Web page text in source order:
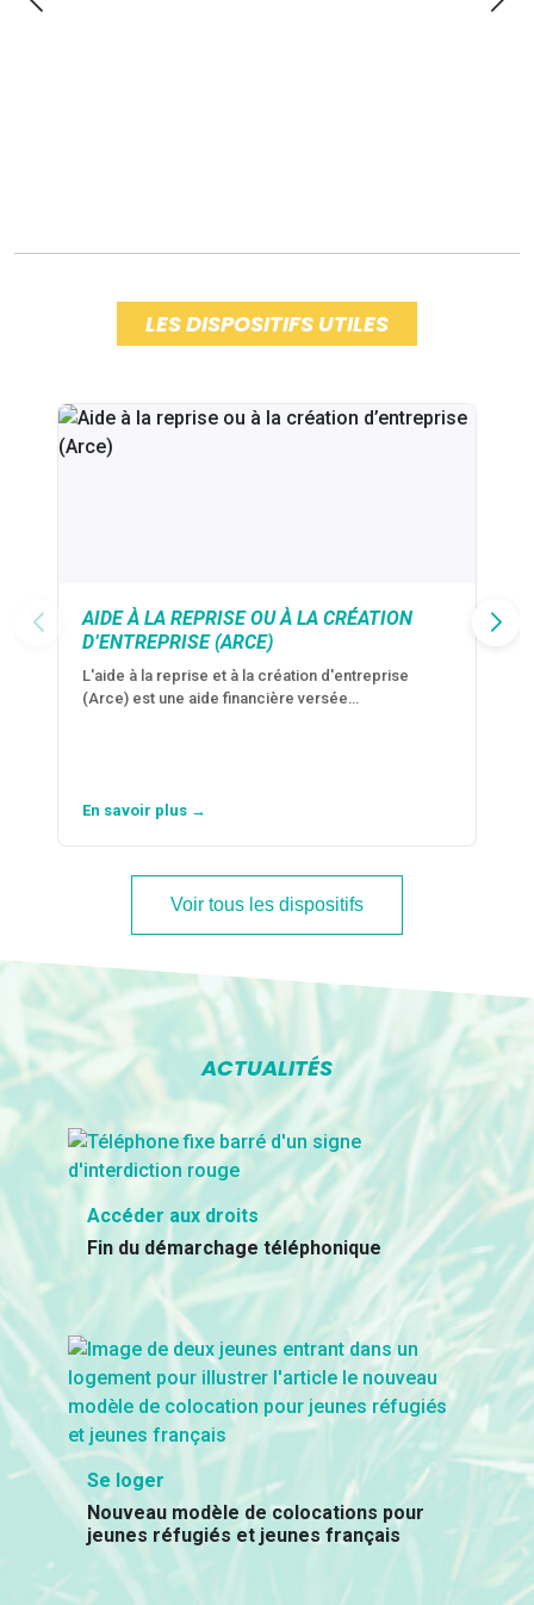
LES DISPOSITIFS UTILES
AIDE À LA REPRISE OU À LA CRÉATION
D’ENTREPRISE (ARCE)
L'aide à la reprise et à la création d'entreprise
(Arce) est une aide financière versée…
En savoir plus →
Voir tous les dispositifs
ACTUALITÉS
Accéder aux droits
Fin du démarchage téléphonique
Se loger
Nouveau modèle de colocations pour
jeunes réfugiés et jeunes français